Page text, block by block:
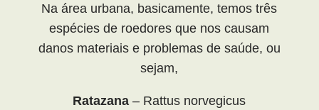
Na área urbana, basicamente, temos três
espécies de roedores que nos causam
danos materiais e problemas de saúde, ou
sejam,
Ratazana – Rattus norvegicus